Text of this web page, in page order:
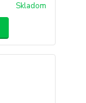
Skladom